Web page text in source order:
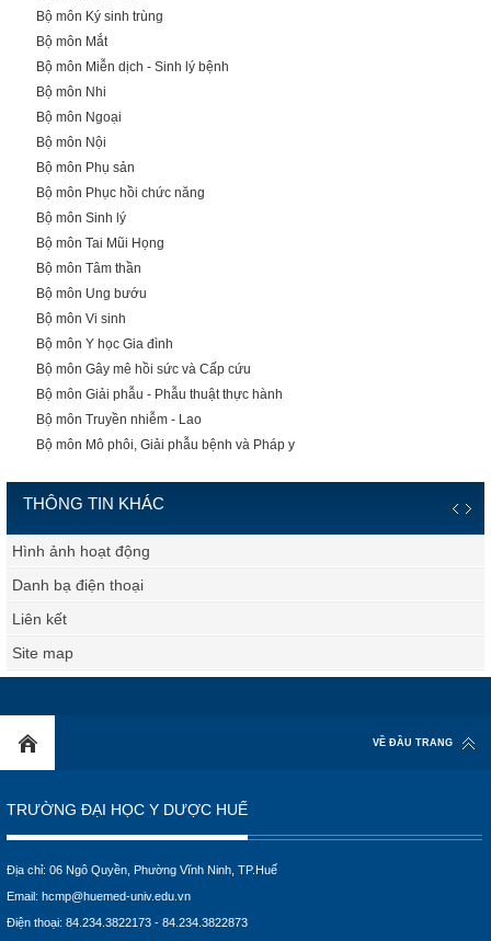
Bộ môn Ký sinh trùng
Bộ môn Mắt
Bộ môn Miễn dịch - Sinh lý bệnh
Bộ môn Nhi
Bộ môn Ngoại
Bộ môn Nội
Bộ môn Phụ sản
Bộ môn Phục hồi chức năng
Bộ môn Sinh lý
Bộ môn Tai Mũi Họng
Bộ môn Tâm thần
Bộ môn Ung bướu
Bộ môn Vi sinh
Bộ môn Y học Gia đình
Bộ môn Gây mê hồi sức và Cấp cứu
Bộ môn Giải phẫu - Phẫu thuật thực hành
Bộ môn Truyền nhiễm - Lao
Bộ môn Mô phôi, Giải phẫu bệnh và Pháp y
THÔNG TIN KHÁC
Hình ảnh hoạt động
Danh bạ điện thoại
Liên kết
Site map
VỀ ĐẦU TRANG
TRƯỜNG ĐẠI HỌC Y DƯỢC HUẾ
Địa chỉ: 06 Ngô Quyền, Phường Vĩnh Ninh, TP.Huế
Email: hcmp@huemed-univ.edu.vn
Điện thoại: 84.234.3822173 - 84.234.3822873